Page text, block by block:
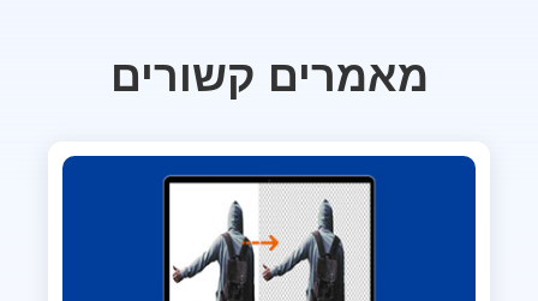
מאמרים קשורים